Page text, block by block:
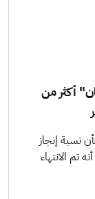
أكثر من
نسبة إنجاز